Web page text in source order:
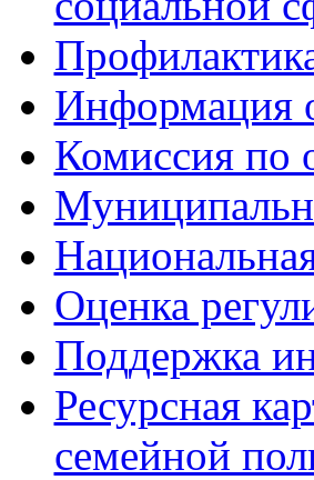
Информация
Комиссия по
Оценка
Поддержка
Ресурсная
семейной